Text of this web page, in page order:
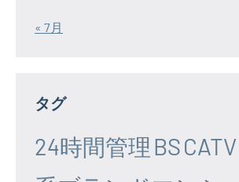
« 7月
タグ
24時間管理 BSCATV